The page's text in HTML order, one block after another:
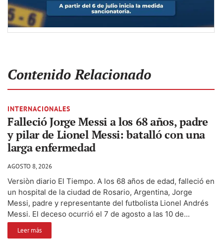
Contenido Relacionado
INTERNACIONALES
Falleció Jorge Messi a los 68 años, padre
y pilar de Lionel Messi: batalló con una
larga enfermedad
AGOSTO 8, 2026
Versiòn diario El Tiempo. A los 68 años de edad, falleció en
un hospital de la ciudad de Rosario, Argentina, Jorge
Messi, padre y representante del futbolista Lionel Andrés
Messi. El deceso ocurrió el 7 de agosto a las 10 de...
Leer más